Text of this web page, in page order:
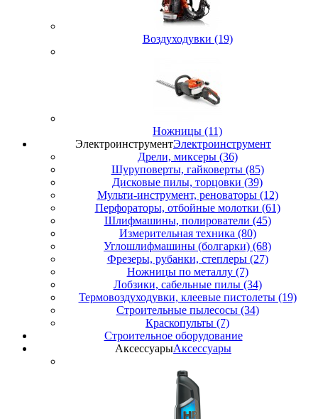
Воздуходувки (19)
Ножницы (11)
ЭлектроинструментЭлектроинструмент
Дрели, миксеры (36)
Шуруповерты, гайковерты (85)
Дисковые пилы, торцовки (39)
Мульти-инструмент, реноваторы (12)
Перфораторы, отбойные молотки (61)
Шлифмашины, полирователи (45)
Измерительная техника (80)
Углошлифмашины (болгарки) (68)
Фрезеры, рубанки, степлеры (27)
Ножницы по металлу (7)
Лобзики, сабельные пилы (34)
Термовоздуходувки, клеевые пистолеты (19)
Строительные пылесосы (34)
Краскопульты (7)
Строительное оборудование
АксессуарыАксессуары